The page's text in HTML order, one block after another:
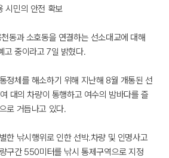
시민의 안전 확보
동과 소호동을 연결하는 선소대교에 대해
고 중이라고 7일 밝혔다.
정체를 해소하기 위해 지난해 8월 개통된 선
대의 차량이 통행하고 여수의 밤바다를 즐
로 거듭나고 있다.
한 낚시행위로 인한 선박․차량 및 인명사고
구간 550미터를 낚시 통제구역으로 지정